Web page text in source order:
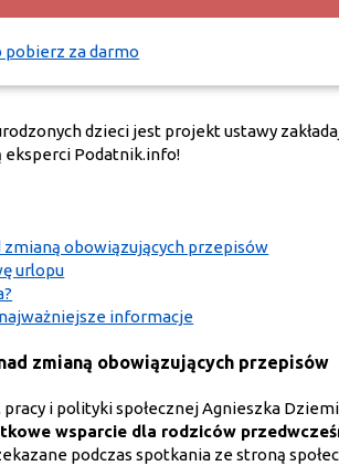
pobierz za darmo
dzieci jest projekt ustawy
eksperci Podatnik.info!
zmianą obowiązujących przepisów
urlopu
informacje
zmianą obowiązujących przepisów
i polityki społecznej Agnieszka
wsparcie dla rodziców
podczas spotkania ze stroną